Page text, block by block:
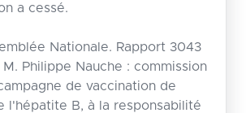
a cessé.
Nationale. Rapport 3043
Philippe Nauche : commission
de vaccination de
l'hépatite B, à la responsabilité